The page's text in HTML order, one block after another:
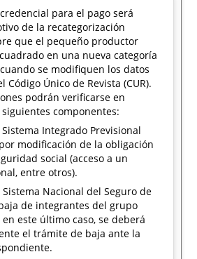
credencial para el pago será
de la recategorización
que el pequeño productor
en una nueva categoría
se modifiquen los datos
Único de Revista (CUR).
podrán verificarse en
componentes:
Integrado Previsional
modificación de la obligación
social (acceso a un
entre otros).
Nacional del Seguro de
de integrantes del grupo
este último caso, se deberá
el trámite de baja ante la